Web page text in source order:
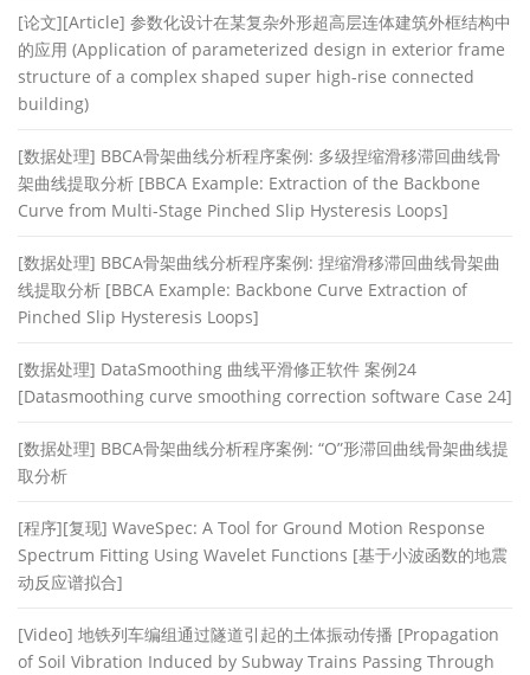
[论文][Article] 参数化设计在某复杂外形超高层连体建筑外框结构中
的应用 (Application of parameterized design in exterior frame
structure of a complex shaped super high-rise connected
building)
[数据处理] BBCA骨架曲线分析程序案例: 多级捏缩滑移滞回曲线骨
架曲线提取分析 [BBCA Example: Extraction of the Backbone
Curve from Multi-Stage Pinched Slip Hysteresis Loops]
[数据处理] BBCA骨架曲线分析程序案例: 捏缩滑移滞回曲线骨架曲
线提取分析 [BBCA Example: Backbone Curve Extraction of
Pinched Slip Hysteresis Loops]
[数据处理] DataSmoothing 曲线平滑修正软件 案例24
[Datasmoothing curve smoothing correction software Case 24]
[数据处理] BBCA骨架曲线分析程序案例: “O”形滞回曲线骨架曲线提
取分析
[程序][复现] WaveSpec: A Tool for Ground Motion Response
Spectrum Fitting Using Wavelet Functions [基于小波函数的地震
动反应谱拟合]
[Video] 地铁列车编组通过隧道引起的土体振动传播 [Propagation
of Soil Vibration Induced by Subway Trains Passing Through